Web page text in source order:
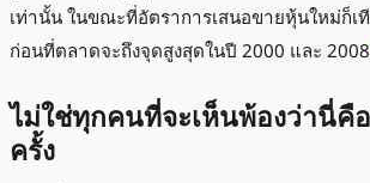
เท่านั้น ในขณะที่อัตราการเสนอขายหุ้นใหม่ก็เ
ก่อนที่ตลาดจะถึงจุดสูงสุดในปี 2000 และ 2008
ไม่ใช่ทุกคนที่จะเห็นพ้องว่านี่คื
ครั้ง